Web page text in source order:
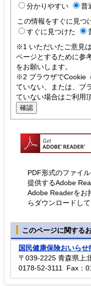
分かりやすい
普
この情報をすぐに見つ
すぐに見つけた
※1 いただいたご意見
ページとするために参
をお願いします。
※2 ブラウザでCookie
ていない、または、ブ
ていない場合はご利用
PDF形式のファイ
提供するAdobe
Adobe Readerをお
らダウンロードし
このページに関する
国民健康保険おいらせ
〒039-2225 青森県上
0178-52-3111 Fax：